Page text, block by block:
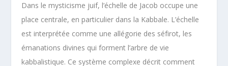
Dans le mysticisme juif, l’échelle de Jacob occupe une
place centrale, en particulier dans la Kabbale. L’échelle
est interprétée comme une allégorie des séfirot, les
émanations divines qui forment l’arbre de vie
kabbalistique. Ce système complexe décrit comment